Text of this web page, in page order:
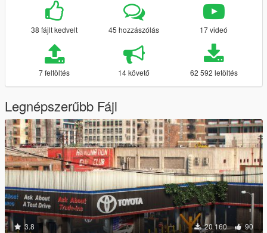
38 fájlt kedvelt 45 hozzászólás 17 videó
7 feltöltés 14 követő 62 592 letöltés
Legnépszerűbb Fájl
3.8 20 160 90